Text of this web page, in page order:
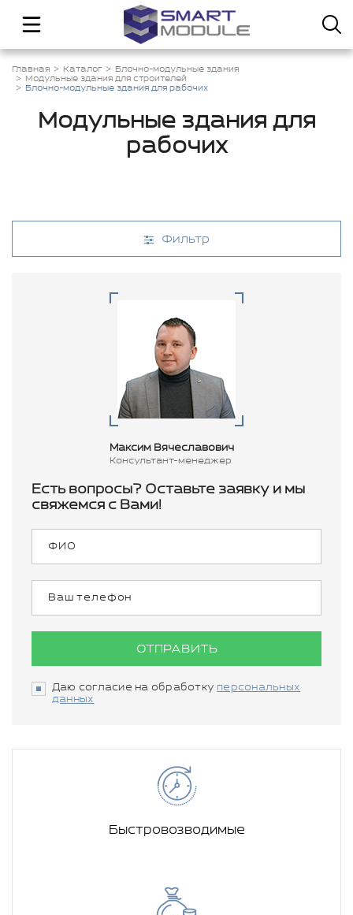
Главная Каталог
Блочно-модульные здания
Модульные здания для строителей
Блочно-модульные здания для рабочих
Модульные здания для
рабочих
Фильтр
Максим Вячеславович
Консультант-менеджер
Есть вопросы? Оставьте заявку и мы
свяжемся с Вами!
ОТПРАВИТЬ
Даю согласие на обработку персональных
данных
Быстровозводимые